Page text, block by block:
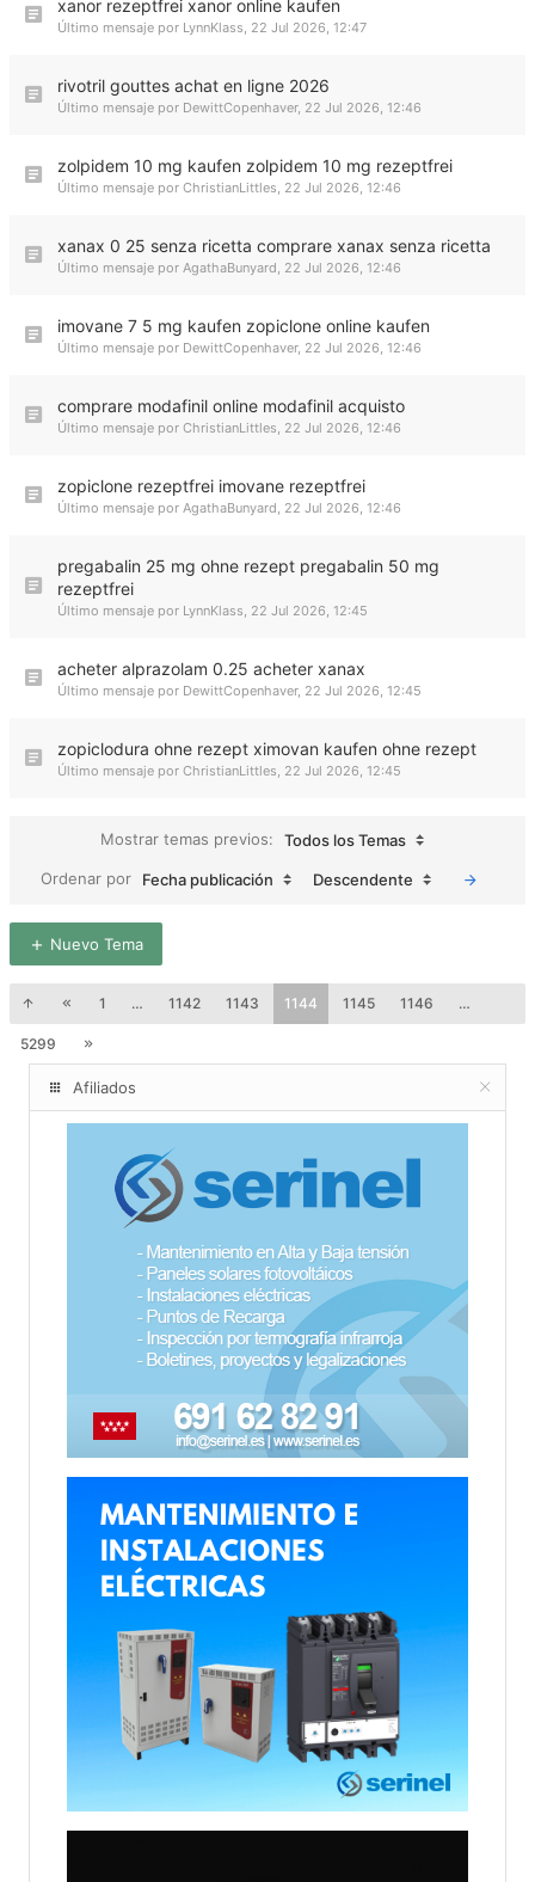
xanor rezeptfrei xanor online kaufen
Último mensaje por LynnKlass, 22 Jul 2026, 12:47
rivotril gouttes achat en ligne 2026
Último mensaje por DewittCopenhaver, 22 Jul 2026, 12:46
zolpidem 10 mg kaufen zolpidem 10 mg rezeptfrei
Último mensaje por ChristianLittles, 22 Jul 2026, 12:46
xanax 0 25 senza ricetta comprare xanax senza ricetta
Último mensaje por AgathaBunyard, 22 Jul 2026, 12:46
imovane 7 5 mg kaufen zopiclone online kaufen
Último mensaje por DewittCopenhaver, 22 Jul 2026, 12:46
comprare modafinil online modafinil acquisto
Último mensaje por ChristianLittles, 22 Jul 2026, 12:46
zopiclone rezeptfrei imovane rezeptfrei
Último mensaje por AgathaBunyard, 22 Jul 2026, 12:46
pregabalin 25 mg ohne rezept pregabalin 50 mg
rezeptfrei
Último mensaje por LynnKlass, 22 Jul 2026, 12:45
acheter alprazolam 0.25 acheter xanax
Último mensaje por DewittCopenhaver, 22 Jul 2026, 12:45
zopiclodura ohne rezept ximovan kaufen ohne rezept
Último mensaje por ChristianLittles, 22 Jul 2026, 12:45
Mostrar temas previos:
Todos los Temas
Ordenar por
Fecha publicación Descendente
Nuevo Tema
1 … 1142 1143 1144 1145 1146 …
5299
Afiliados